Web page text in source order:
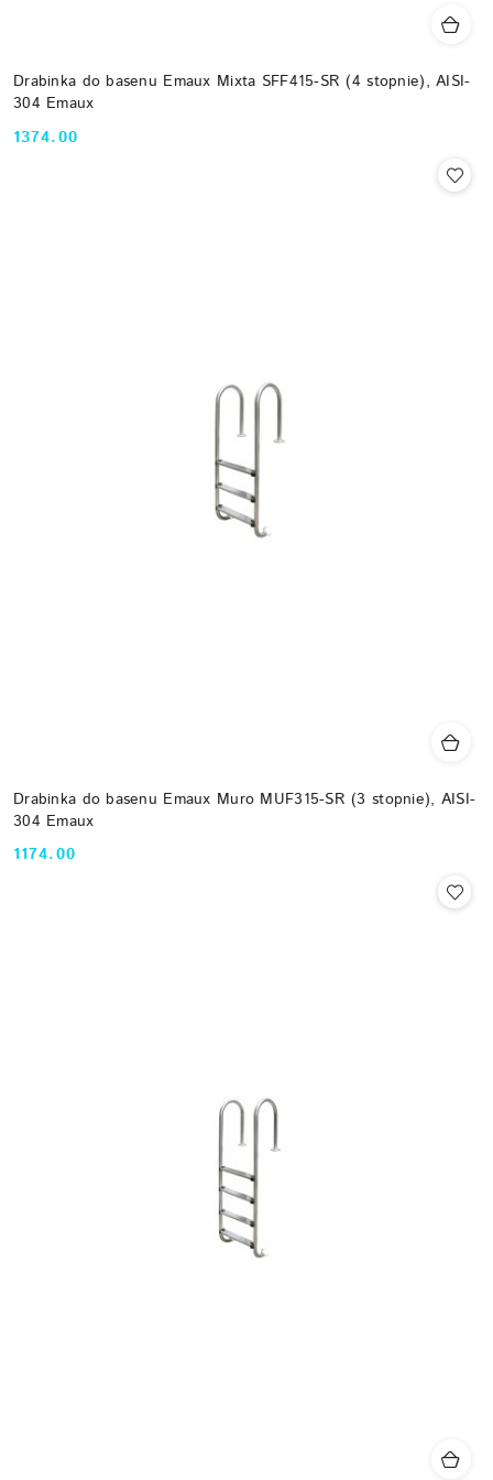
Drabinka do basenu Emaux Mixta SFF415-SR (4 stopnie), AISI-
304 Emaux
Cena:
1374.00
Drabinka do basenu Emaux Muro MUF315-SR (3 stopnie), AISI-
304 Emaux
Cena:
1174.00